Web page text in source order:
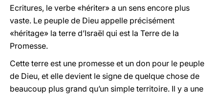
Ecritures, le verbe «hériter» a un sens encore plus
vaste. Le peuple de Dieu appelle précisément
«héritage» la terre d’Israël qui est la Terre de la
Promesse.
Cette terre est une promesse et un don pour le peuple
de Dieu, et elle devient le signe de quelque chose de
beaucoup plus grand qu’un simple territoire. Il y a une